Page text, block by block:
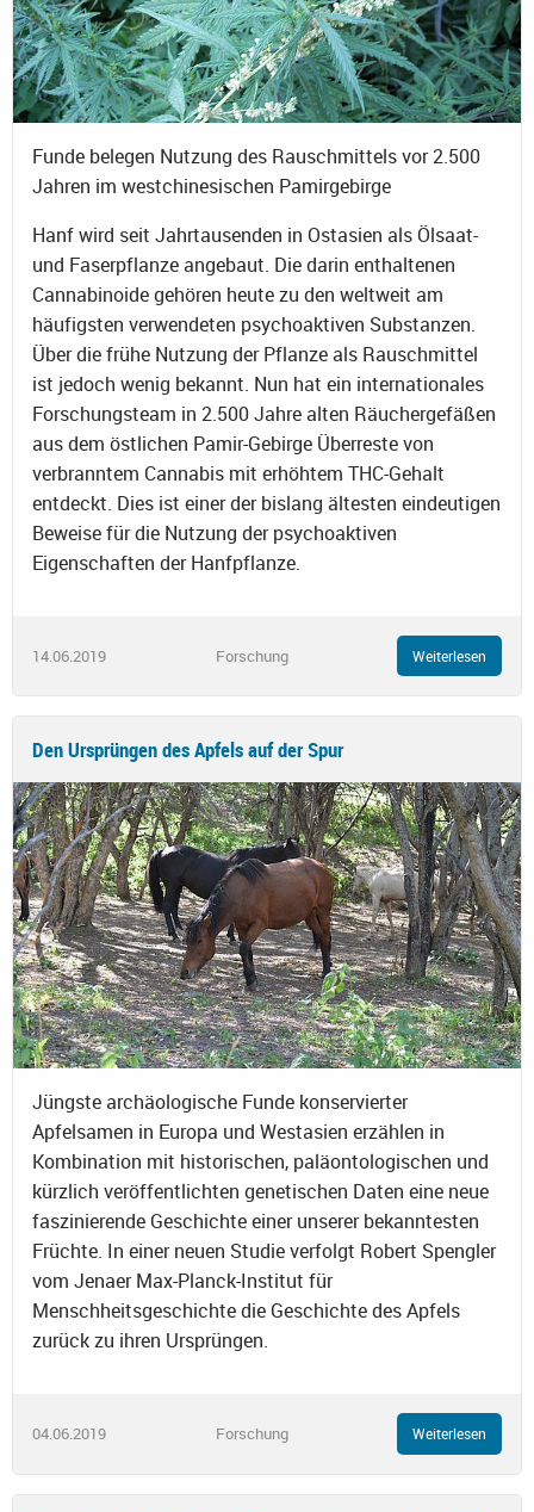
Funde belegen Nutzung des Rauschmittels vor 2.500
Jahren im westchinesischen Pamirgebirge
Hanf wird seit Jahrtausenden in Ostasien als Ölsaat-
und Faserpflanze angebaut. Die darin enthaltenen
Cannabinoide gehören heute zu den weltweit am
häufigsten verwendeten psychoaktiven Substanzen.
Über die frühe Nutzung der Pflanze als Rauschmittel
ist jedoch wenig bekannt. Nun hat ein internationales
Forschungsteam in 2.500 Jahre alten Räuchergefäßen
aus dem östlichen Pamir-Gebirge Überreste von
verbranntem Cannabis mit erhöhtem THC-Gehalt
entdeckt. Dies ist einer der bislang ältesten eindeutigen
Beweise für die Nutzung der psychoaktiven
Eigenschaften der Hanfpflanze.
14.06.2019 Forschung Weiterlesen
Den Ursprüngen des Apfels auf der Spur
Jüngste archäologische Funde konservierter
Apfelsamen in Europa und Westasien erzählen in
Kombination mit historischen, paläontologischen und
kürzlich veröffentlichten genetischen Daten eine neue
faszinierende Geschichte einer unserer bekanntesten
Früchte. In einer neuen Studie verfolgt Robert Spengler
vom Jenaer Max-Planck-Institut für
Menschheitsgeschichte die Geschichte des Apfels
zurück zu ihren Ursprüngen.
04.06.2019 Forschung Weiterlesen